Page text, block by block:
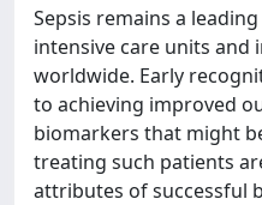
Sepsis remains a
intensive care units and
worldwide. Early
to achieving improved
biomarkers that might
treating such patients
attributes of successful